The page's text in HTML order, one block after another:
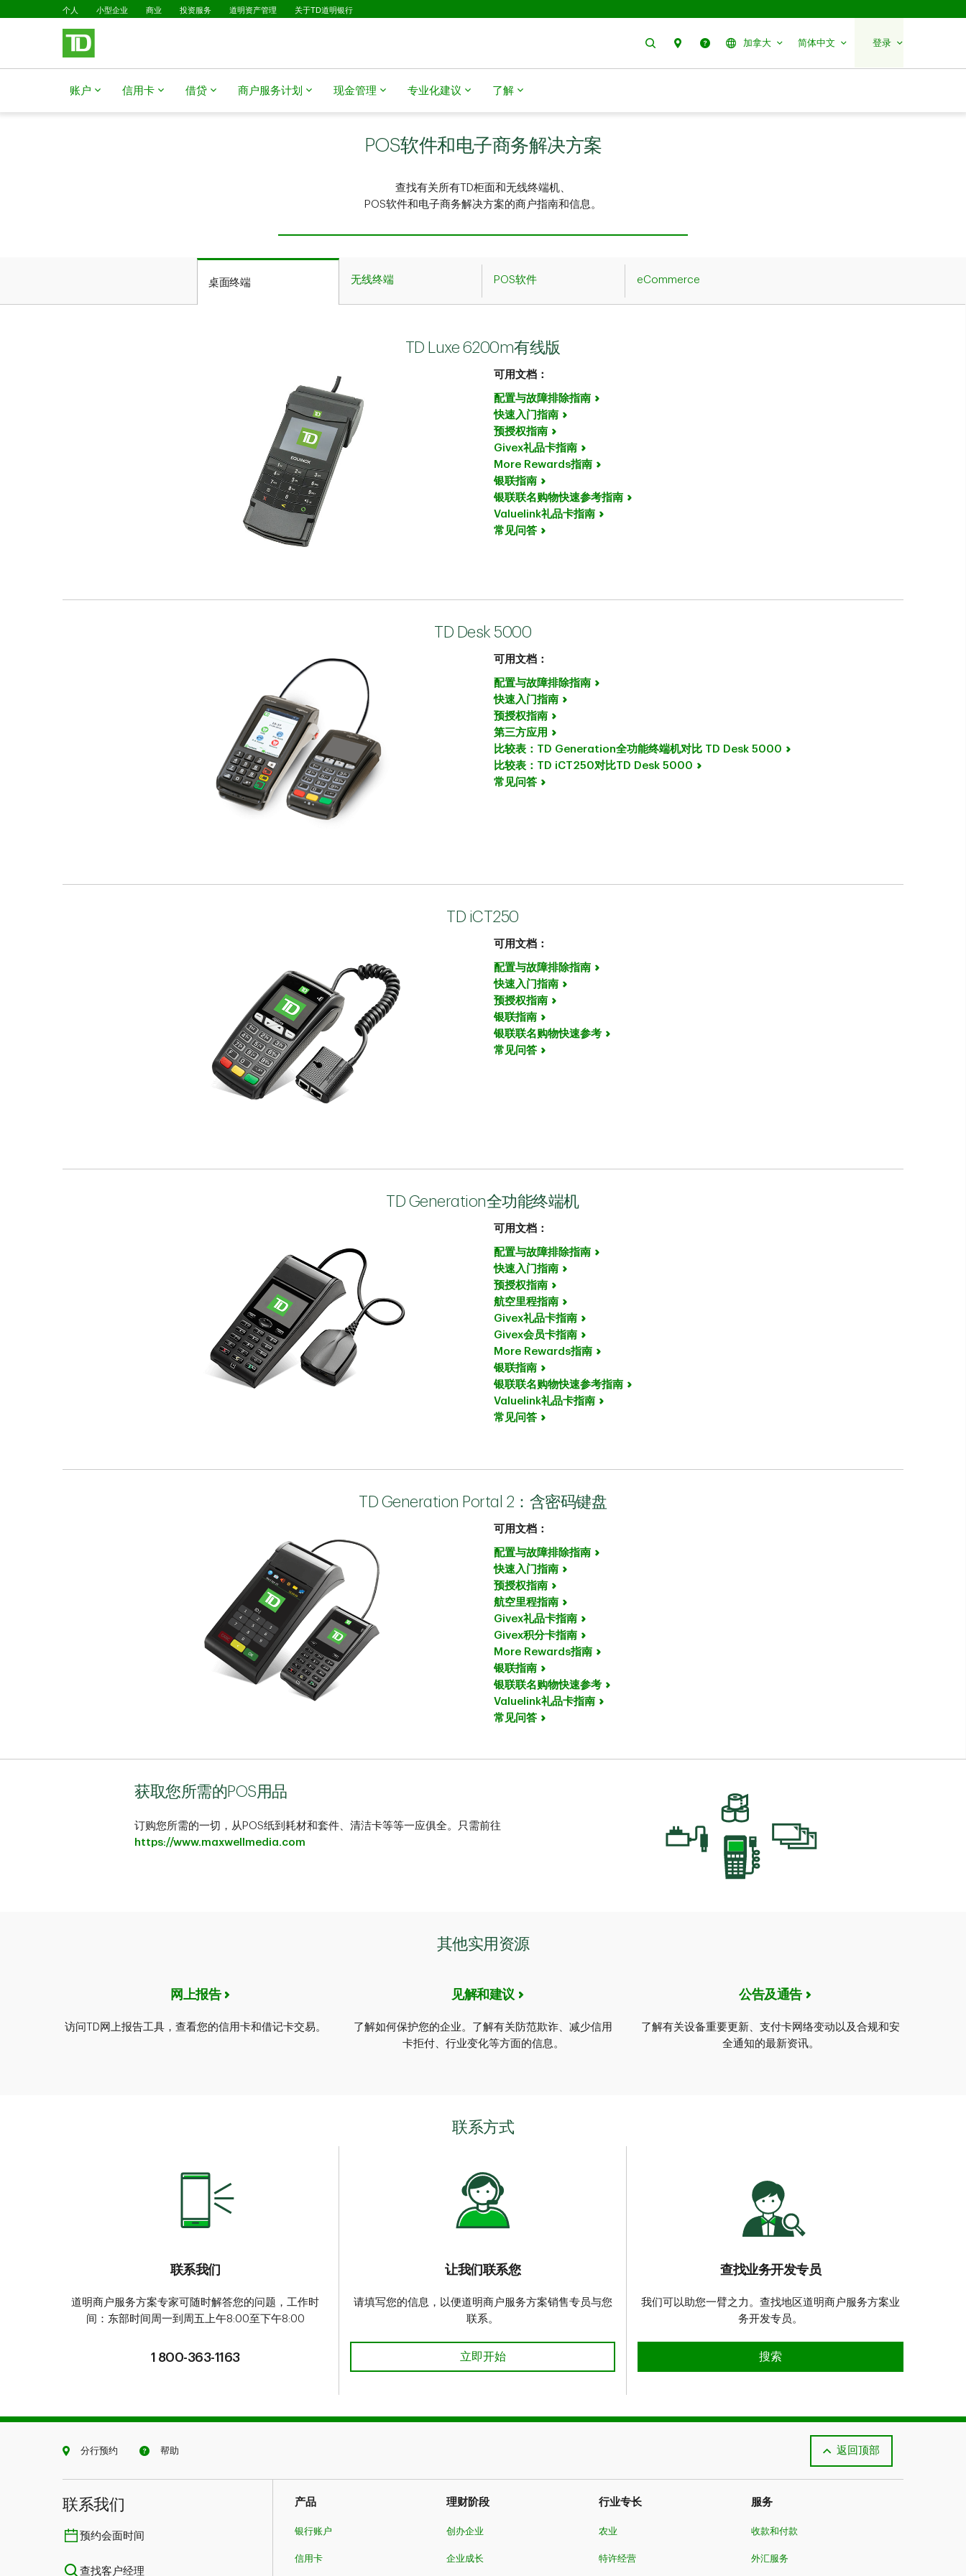
跳转到主要内容
个人 小型企业 商业 投资服务 道明资产管理 关于TD道明银行
搜索 分行预约帮助 加拿大 简体中文 登录
账户 信用卡 借贷 商户服务计划 现金管理 专业化建议 了解
POS软件和电子商务解决方案
查找有关所有TD柜面和无线终端机、
POS软件和电子商务解决方案的商户指南和信息。
桌面终端 无线终端 POS软件 eCommerce
TD Luxe 6200m有线版
可用文档：
配置与故障排除指南
快速入门指南
预授权指南
Givex礼品卡指南
More Rewards指南
银联指南
银联联名购物快速参考指南
Valuelink礼品卡指南
常见问答
TD Desk 5000
可用文档：
配置与故障排除指南
快速入门指南
预授权指南
第三方应用
比较表：TD Generation全功能终端机对比 TD Desk 5000
比较表：TD iCT250对比TD Desk 5000
常见问答
TD iCT250
可用文档：
配置与故障排除指南
快速入门指南
预授权指南
银联指南
银联联名购物快速参考
常见问答
TD Generation全功能终端机
可用文档：
配置与故障排除指南
快速入门指南
预授权指南
航空里程指南
Givex礼品卡指南
Givex会员卡指南
More Rewards指南
银联指南
银联联名购物快速参考指南
Valuelink礼品卡指南
常见问答
TD Generation Portal 2：含密码键盘
可用文档：
配置与故障排除指南
快速入门指南
预授权指南
航空里程指南
Givex礼品卡指南
Givex积分卡指南
More Rewards指南
银联指南
银联联名购物快速参考
Valuelink礼品卡指南
常见问答
获取您所需的POS用品
订购您所需的一切，从POS纸到耗材和套件、清洁卡等等一应俱全。只需前往
https://www.maxwellmedia.com
其他实用资源
网上报告
访问TD网上报告工具，查看您的信用卡和借记卡交易。
见解和建议
了解如何保护您的企业。了解有关防范欺诈、减少信用
卡拒付、行业变化等方面的信息。
公告及通告
了解有关设备重要更新、支付卡网络变动以及合规和安
全通知的最新资讯。
联系方式
联系我们
道明商户服务方案专家可随时解答您的问题，工作时
间：东部时间周一到周五上午8:00至下午8:00
1 800-363-1163
让我们联系您
请填写您的信息，以便道明商户服务方案销售专员与您
联系。
开始 让我们联系您
立即开始
查找业务开发专员
我们可以助您一臂之力。查找地区道明商户服务方案业
务开发专员。
查找业务开发专员
搜索
分行预约 帮助 返回顶部
联系我们​​​​​​​
预约会面时间
查找客户经理
产品
银行账户
信用卡
理财阶段
创办企业
企业成长
行业专长
农业
特许经营
服务
收款和付款
外汇服务